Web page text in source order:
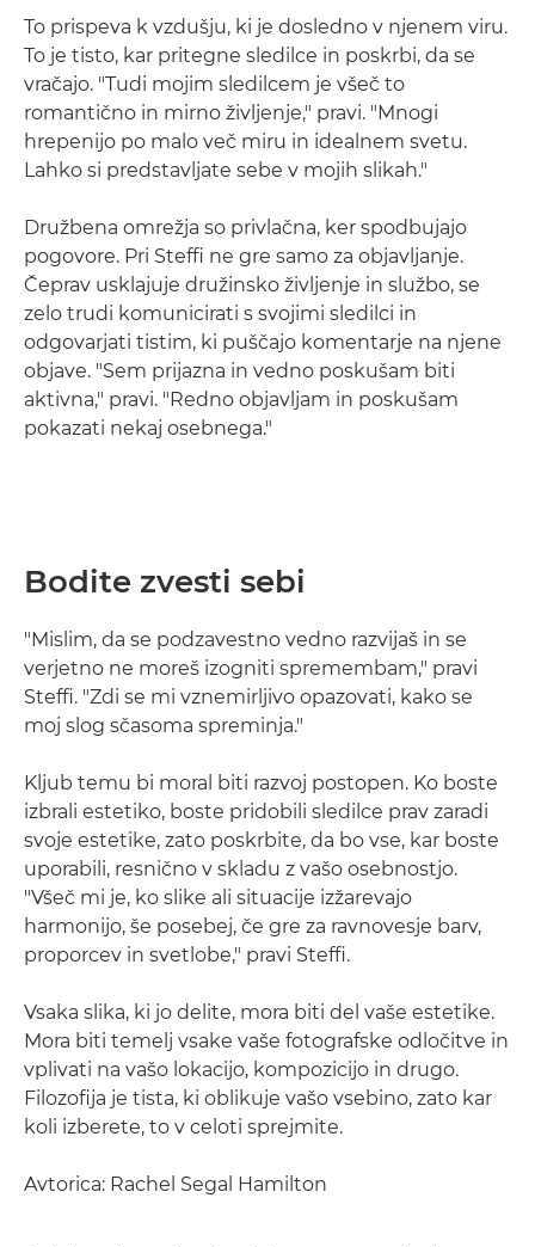
To prispeva k vzdušju, ki je dosledno v njenem viru.
To je tisto, kar pritegne sledilce in poskrbi, da se
vračajo. "Tudi mojim sledilcem je všeč to
romantično in mirno življenje," pravi. "Mnogi
hrepenijo po malo več miru in idealnem svetu.
Lahko si predstavljate sebe v mojih slikah."
Družbena omrežja so privlačna, ker spodbujajo
pogovore. Pri Steffi ne gre samo za objavljanje.
Čeprav usklajuje družinsko življenje in službo, se
zelo trudi komunicirati s svojimi sledilci in
odgovarjati tistim, ki puščajo komentarje na njene
objave. "Sem prijazna in vedno poskušam biti
aktivna," pravi. "Redno objavljam in poskušam
pokazati nekaj osebnega."
Bodite zvesti sebi
"Mislim, da se podzavestno vedno razvijaš in se
verjetno ne moreš izogniti spremembam," pravi
Steffi. "Zdi se mi vznemirljivo opazovati, kako se
moj slog sčasoma spreminja."
Kljub temu bi moral biti razvoj postopen. Ko boste
izbrali estetiko, boste pridobili sledilce prav zaradi
svoje estetike, zato poskrbite, da bo vse, kar boste
uporabili, resnično v skladu z vašo osebnostjo.
"Všeč mi je, ko slike ali situacije izžarevajo
harmonijo, še posebej, če gre za ravnovesje barv,
proporcev in svetlobe," pravi Steffi.
Vsaka slika, ki jo delite, mora biti del vaše estetike.
Mora biti temelj vsake vaše fotografske odločitve in
vplivati na vašo lokacijo, kompozicijo in drugo.
Filozofija je tista, ki oblikuje vašo vsebino, zato kar
koli izberete, to v celoti sprejmite.
Avtorica: Rachel Segal Hamilton